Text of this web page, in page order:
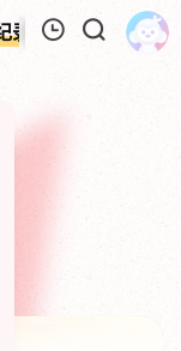
录片 视频短片